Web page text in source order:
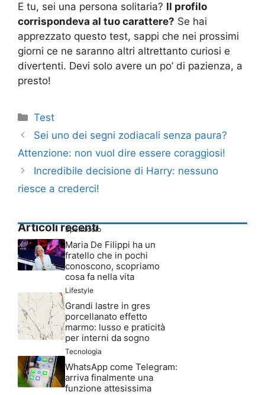
E tu, sei una persona solitaria? Il profilo
corrispondeva al tuo carattere? Se hai
apprezzato questo test, sappi che nei prossimi
giorni ce ne saranno altri altrettanto curiosi e
divertenti. Devi solo avere un po’ di pazienza, a
presto!
Categorie
Test
Sei uno dei segni zodiacali senza paura?
Attenzione: non vuol dire essere coraggiosi!
Incredibile decisione di Harry: nessuno
riesce a crederci!
Articoli recenti
Spettacolo
Maria De Filippi ha un
fratello che in pochi
conoscono, scopriamo
cosa fa nella vita
Lifestyle
Grandi lastre in gres
porcellanato effetto
marmo: lusso e praticità
per interni da sogno
Tecnologia
WhatsApp come Telegram:
arriva finalmente una
funzione attesissima